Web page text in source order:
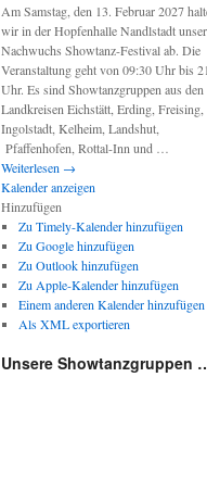
Am Samstag, den 13. Februar 2027
wir in der Hopfenhalle Nandlstadt unser
Nachwuchs Showtanz-Festival ab. Die
Veranstaltung geht von 09:30 Uhr bis 21
Uhr. Es sind Showtanzgruppen aus den
Landkreisen Eichstätt, Erding, Freising,
Ingolstadt, Kelheim, Landshut,
Pfaffenhofen, Rottal-Inn und …
Weiterlesen →
Kalender anzeigen
Hinzufügen
Zu Timely-Kalender hinzufügen
Zu Google hinzufügen
Zu Outlook hinzufügen
Zu Apple-Kalender hinzufügen
Einem anderen Kalender hinzufügen
Als XML exportieren
Unsere Showtanzgruppen